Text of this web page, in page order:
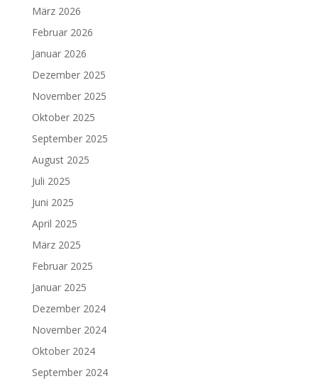
März 2026
Februar 2026
Januar 2026
Dezember 2025
November 2025
Oktober 2025
September 2025
August 2025
Juli 2025
Juni 2025
April 2025
März 2025
Februar 2025
Januar 2025
Dezember 2024
November 2024
Oktober 2024
September 2024